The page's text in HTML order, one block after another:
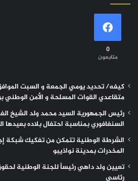
0
متابعون
متقاعدي القوات المسلحة و الأمن الوطني
رئيس الجمهورية السيد محمد ولد الشيخ
السنغافوري بمناسبة احتفال بلاده بعيدها
الشرطة الوطنية تتمكن من تفكيك شبكة
المخدرات بمدينة نواذيبو
تعيين ولد داهي رئيساً للجنة الوطنية
رئاسي